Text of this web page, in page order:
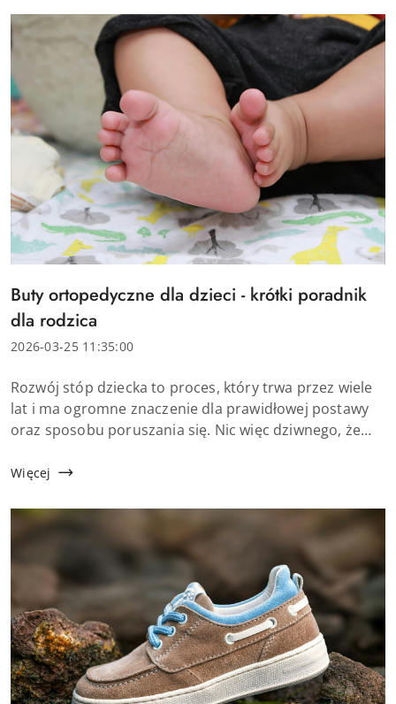
Tytuł
artykułu:
Buty ortopedyczne dla dzieci - krótki poradnik
dla rodzica
Data
2026-03-25 11:35:00
Treść
artykułu:
Rozwój stóp dziecka to proces, który trwa przez wiele
lat i ma ogromne znaczenie dla prawidłowej postawy
oraz sposobu poruszania się. Nic więc dziwnego, że
potrzebuje specjalistycz...
Więcej